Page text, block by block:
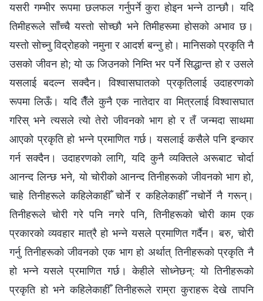
यसरी गम्भीर रूपमा छलफल गर्नुपर्ने कुरा होइन भन्‍ने ठान्छौ। यदि
तिमीहरूले साँच्चै यस्तो सोच्छौ भने तिमीहरूमा होसको अभाव छ।
यस्तो सोच्‍नु विद्रोहको नमुना र आदर्श बन्‍नु हो। मानिसको प्रकृति नै
उसको जीवन हो; यो ऊ जिउनको निम्ति भर पर्ने सिद्धान्त हो र उसले
यसलाई बदल्न सक्दैन। विश्‍वासघातको प्रकृतिलाई उदाहरणको
रूपमा लिऊँ। यदि तैँले कुनै एक नातेदार वा मित्रलाई विश्‍वासघात
गरिस् भने त्यसले त्यो तेरो जीवनको भाग हो र तँ जन्मदा साथमा
आएको प्रकृति हो भन्‍ने प्रमाणित गर्छ। यसलाई कसैले पनि इन्कार
गर्न सक्दैन। उदाहरणको लागि, यदि कुनै व्यक्तिले अरूबाट चोर्दा
आनन्द लिन्छ भने, यो चोरीको आनन्द तिनीहरूको जीवनको भाग हो,
चाहे तिनीहरूले कहिलेकाहीँ चोर्ने र कहिलेकाहीँ नचोर्ने नै गरून्।
तिनीहरूले चोरी गरे पनि नगरे पनि, तिनीहरूको चोरी काम एक
प्रकारको व्यवहार मात्रै हो भन्‍ने यसले प्रमाणित गर्दैन। बरु, चोरी
गर्नु तिनीहरूको जीवनको एक भाग हो अर्थात् तिनीहरूको प्रकृति नै
हो भन्‍ने यसले प्रमाणित गर्छ। केहीले सोध्‍नेछन्: यो तिनीहरूको
प्रकृति हो भने कहिलेकाहीँ तिनीहरूले राम्रा कुराहरू देखे तापनि